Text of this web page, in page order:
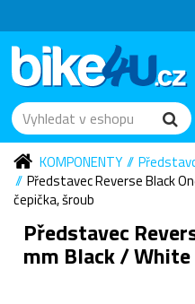
KOMPONENTY
Představec Reverse Black
čepička, šroub
Představec
mm Black / White